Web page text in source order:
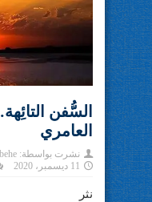
السُّفن
العامري
نشرت بواسطة:
11 ديسمبر، 2020
نثر